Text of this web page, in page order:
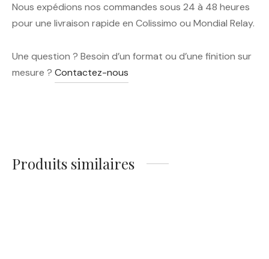
Nous expédions nos commandes sous 24 à 48 heures
pour une livraison rapide en Colissimo ou Mondial Relay.
Une question ? Besoin d’un format ou d’une finition sur
mesure ? Contactez-nous
Produits similaires